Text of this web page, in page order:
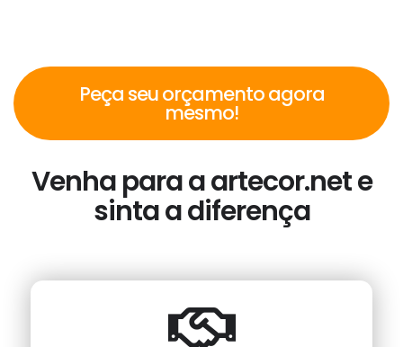
Peça seu orçamento agora
mesmo!
Venha para a artecor.net e
sinta a diferença